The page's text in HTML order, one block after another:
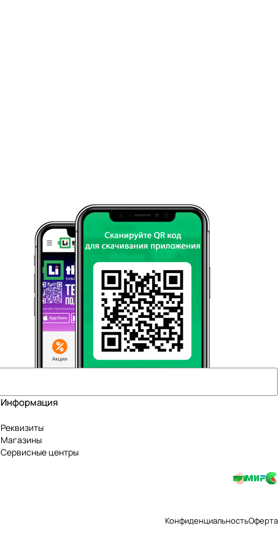
Информация
Реквизиты
Магазины
Сервисные центры
КонфиденциальностьОферта